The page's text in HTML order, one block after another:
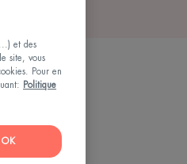
et des
site, vous
Pour en
Politique
OK